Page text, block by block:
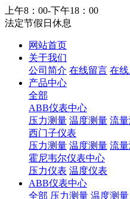
上午8：00-下午18：00
法定节假日休息
网站首页
关于我们
公司简介 在线留言 在
产品中心
全部
ABB仪表中心
压力测量 温度测量 流
西门子仪表
压力测量 温度测量 流
霍尼韦尔仪表中心
压力仪表 温度仪表
ABB仪表中心
全部 压力测量 温度测量